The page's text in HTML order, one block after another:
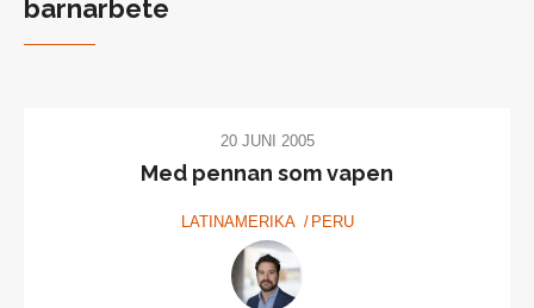
barnarbete
20 JUNI 2005
Med pennan som vapen
LATINAMERIKA PERU